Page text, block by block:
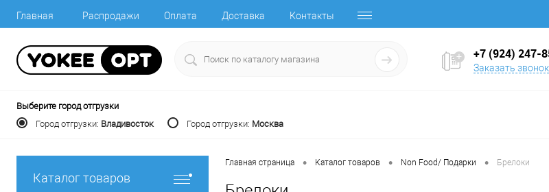
Главная Распродажи Оплата Доставка Контакты
+7 (924) 247-
Заказать звонок
Выберите город отгрузки
Город отгрузки: Владивосток Город отгрузки: Москва
Каталог товаров
Главная страница • Каталог товаров • Non Food/ Подарки • Брелоки